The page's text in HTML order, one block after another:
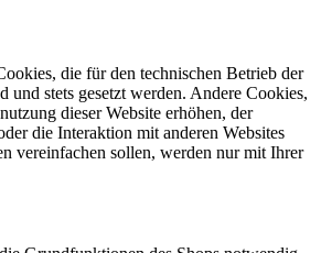
die für den technischen Betrieb der
und stets gesetzt werden. Andere Cookies,
dieser Website erhöhen, der
die Interaktion mit anderen Websites
vereinfachen sollen, werden nur mit Ihrer